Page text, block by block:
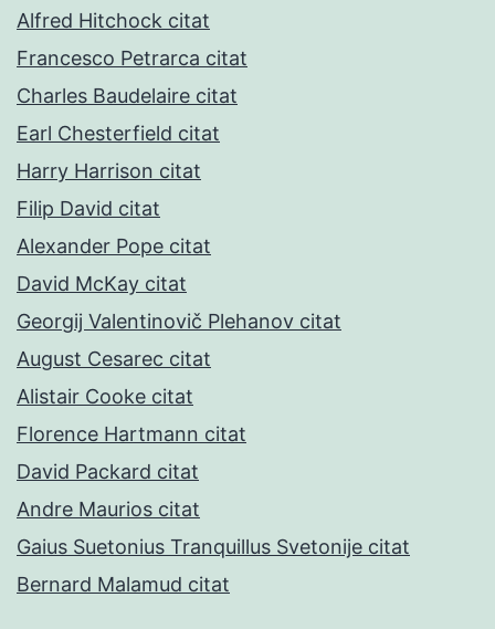
Alfred Hitchock citat
Francesco Petrarca citat
Charles Baudelaire citat
Earl Chesterfield citat
Harry Harrison citat
Filip David citat
Alexander Pope citat
David McKay citat
Georgij Valentinovič Plehanov citat
August Cesarec citat
Alistair Cooke citat
Florence Hartmann citat
David Packard citat
Andre Maurios citat
Gaius Suetonius Tranquillus Svetonije citat
Bernard Malamud citat